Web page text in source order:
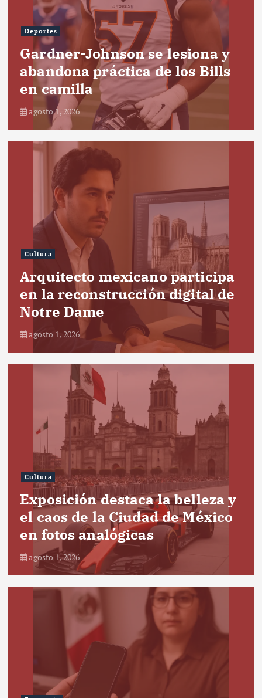
Deportes
Gardner-Johnson se lesiona y
abandona práctica de los Bills
en camilla
agosto 1, 2026
Cultura
Arquitecto mexicano participa
en la reconstrucción digital de
Notre Dame
agosto 1, 2026
Cultura
Exposición destaca la belleza y
el caos de la Ciudad de México
en fotos analógicas
agosto 1, 2026